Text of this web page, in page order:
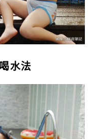
水法